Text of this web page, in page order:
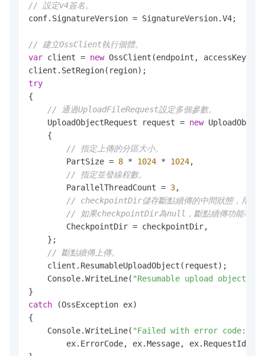
// 設定v4簽名。
conf.SignatureVersion = SignatureVersion.V4;
// 建立OssClient執行個體。
var client = new OssClient(endpoint, accessKeyId,
try
{
// 通過UploadFileRequest設定多個參數。
    UploadObjectRequest request =
new
    {
// 指定上傳的分區大小。
        PartSize =
8 * 1024 * 1024,
// 指定並發線程數。
        ParallelThreadCount =
3,
// checkpointDir儲存斷點續傳的中間狀態，用於失
// 如果checkpointDir為null，斷點續傳功能不會生
        CheckpointDir = checkpointDir,
    };
// 斷點續傳上傳。
    client.ResumableUploadObject(request);
    Console.WriteLine(
"Resumable upload
catch (OssException ex)
{
    Console.WriteLine(
"Failed with error code:
ex.ErrorCode, ex.Message, ex.RequestId,